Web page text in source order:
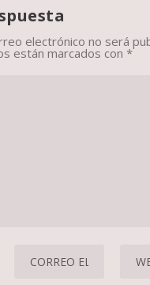
electrónico no será
están marcados con*